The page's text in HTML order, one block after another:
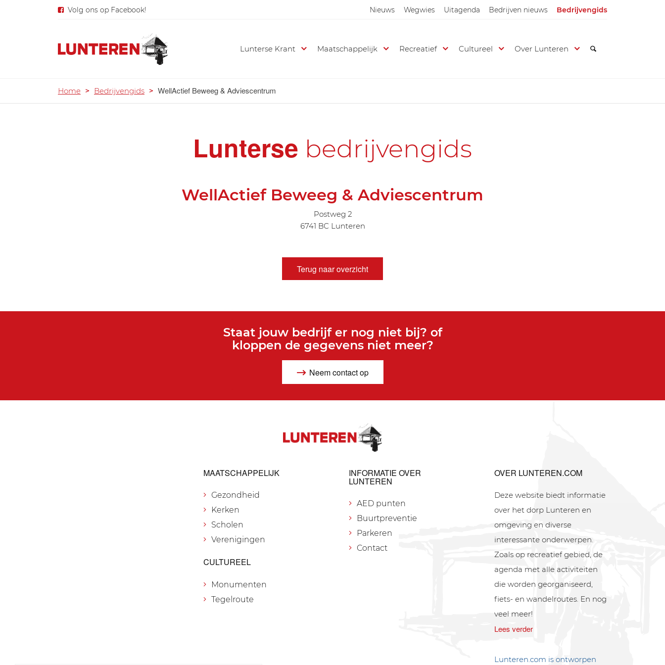
Nieuws Wegwies Uitagenda Bedrijven nieuws Bedrijvengids
Volg ons op Facebook!
Lunterse Krant Maatschappelijk Recreatief Cultureel Over Lunteren
Home > Bedrijvengids > WellActief Beweeg & Adviescentrum
Lunterse bedrijvengids
WellActief Beweeg & Adviescentrum
Postweg 2
6741 BC Lunteren
Terug naar overzicht
Staat jouw bedrijf er nog niet bij? of
kloppen de gegevens niet meer?
Neem contact op
MAATSCHAPPELIJK
Gezondheid
Kerken
Scholen
Verenigingen
CULTUREEL
Monumenten
Tegelroute
INFORMATIE OVER
LUNTEREN
AED punten
Buurtpreventie
Parkeren
Contact
OVER LUNTEREN.COM
Deze website biedt informatie
over het dorp Lunteren en
omgeving en diverse
interessante onderwerpen.
Zoals op recreatief gebied, de
agenda met alle activiteiten
die worden georganiseerd,
fiets- en wandelroutes. En nog
veel meer!
Lees verder
Lunteren.com is ontworpen